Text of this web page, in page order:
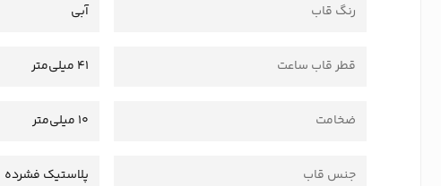
رنگ قاب آبی
قطر قاب ساعت 41 میلی‌متر
ضخامت 10 میلی‌متر
جنس قاب پلاستیک فشرده